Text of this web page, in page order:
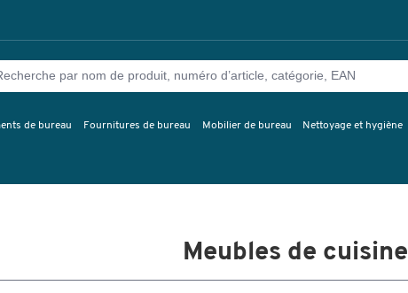
de bureau Fournitures de bureau Mobilier de bureau Nettoyage et hygiène
Meubles de cuisine